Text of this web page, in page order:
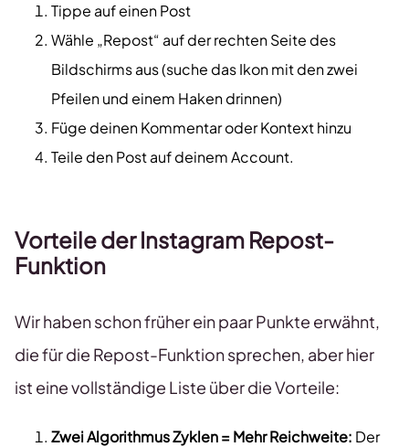
Tippe auf einen Post
Wähle „Repost“ auf der rechten Seite des
Bildschirms aus (suche das Ikon mit den zwei
Pfeilen und einem Haken drinnen)
Füge deinen Kommentar oder Kontext hinzu
Teile den Post auf deinem Account.
Vorteile der Instagram Repost-
Funktion
Wir haben schon früher ein paar Punkte erwähnt,
die für die Repost-Funktion sprechen, aber hier
ist eine vollständige Liste über die Vorteile:
Zwei Algorithmus Zyklen = Mehr Reichweite: Der